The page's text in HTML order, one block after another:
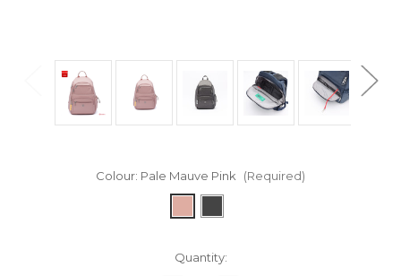
Colour: Pale Mauve Pink (Required)
Quantity: